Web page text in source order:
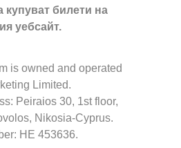
купуват билети на
уебсайт.
is owned and operated
Limited.
Peiraios 30, 1st floor,
Nikosia-Cyprus.
HE 453636.